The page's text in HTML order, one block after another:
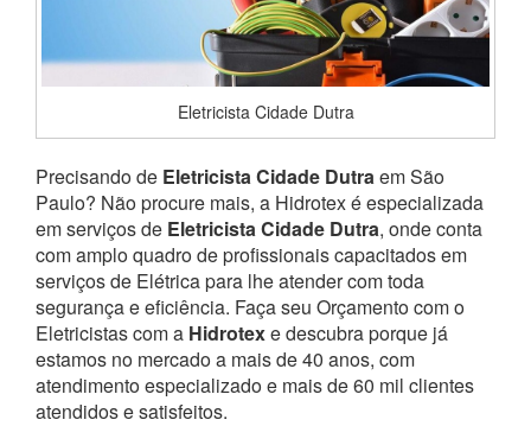
Eletricista Cidade Dutra
Precisando de Eletricista Cidade Dutraem São
Paulo? Não procure mais, a Hidrotex é especializada
em serviços de Eletricista Cidade Dutra, onde conta
com amplo quadro de profissionais capacitados em
serviços de Elétrica para lhe atender com toda
segurança e eficiência. Faça seu Orçamento com o
Eletricistas com a Hidrotexe descubra porque já
estamos no mercado a mais de 40 anos, com
atendimento especializado e mais de 60 mil clientes
atendidos e satisfeitos.